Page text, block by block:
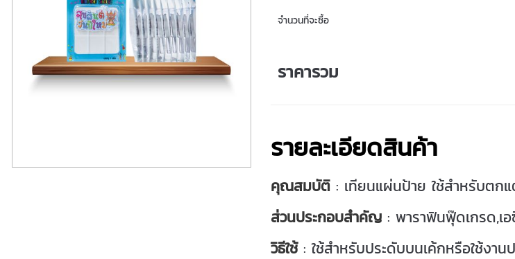
จำนวนที่จะซื้อ
ราคารวม
รายละเอียดสินค้า
คุณสมบัติ: เทียนแผ่นป้าย ใช้สำหรับตกแ
ส่วนประกอบสำคัญ: พาราฟินฟุ๊ดเกรด,เ
วิธีใช้: ใช้สำหรับประดับบนเค้กหรือใช้งาน